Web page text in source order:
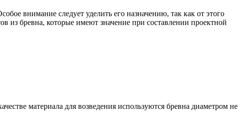
внимание следует уделить его назначению, так как от этого
из бревна, которые имеют значение при составлении проектной
материала для возведения используются бревна диаметром не